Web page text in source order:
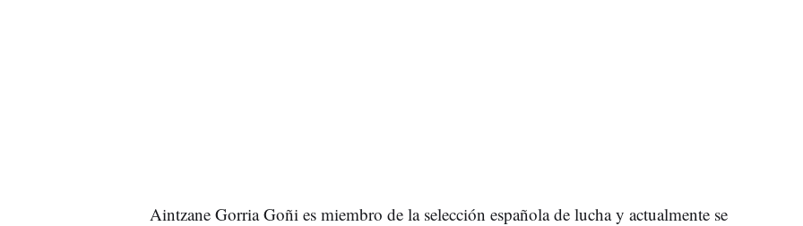
Aintzane Gorria Goñi es miembro de la selección española de lucha y actualmente se